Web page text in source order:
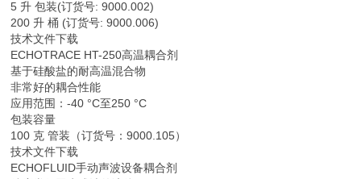
5 升 包装(订货号: 9000.002)
200 升 桶 (订货号: 9000.006)
技术文件下载
ECHOTRACE HT-250高温耦合剂
基于硅酸盐的耐高温混合物
非常好的耦合性能
应用范围：-40 °C至250 °C
包装容量
100 克 管装（订货号：9000.105）
技术文件下载
ECHOFLUID手动声波设备耦合剂